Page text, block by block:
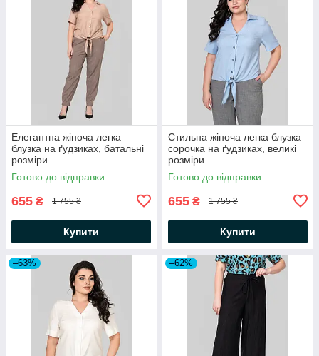
Елегантна жіноча легка
блузка на ґудзиках, батальні
розміри
Готово до відправки
655 ₴ 1 755 ₴
Купити
Стильна жіноча легка блузка
сорочка на ґудзиках, великі
розміри
Готово до відправки
655 ₴ 1 755 ₴
Купити
–63% –62%